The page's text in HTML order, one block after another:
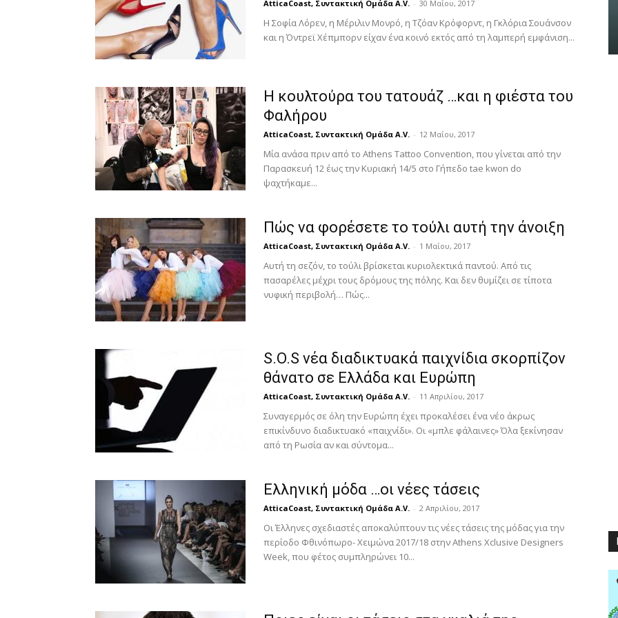
AtticaCoast, Συντακτική Ομάδα A.V. - 30 Μαΐου, 2017
H Σοφία Λόρεν, η Μέριλιν Μονρό, η Τζόαν Κρόφορντ, η Γκλόρια Σουάνσον
και η Όντρεϊ Χέπμπορν είχαν ένα κοινό εκτός από τη λαμπερή εμφάνιση...
Η κουλτούρα του τατουάζ …και η φιέστα του
Φαλήρου
AtticaCoast, Συντακτική Ομάδα A.V. - 12 Μαΐου, 2017
Μία ανάσα πριν από το Athens Tattoo Convention, που γίνεται από την
Παρασκευή 12 έως την Κυριακή 14/5 στο Γήπεδο tae kwon do
ψαχτήκαμε...
Πώς να φορέσετε το τούλι αυτή την άνοιξη
AtticaCoast, Συντακτική Ομάδα A.V. - 1 Μαΐου, 2017
Αυτή τη σεζόν, το τούλι βρίσκεται κυριολεκτικά παντού. Από τις
πασαρέλες μέχρι τους δρόμους της πόλης. Και δεν θυμίζει σε τίποτα
νυφική περιβολή… Πώς...
S.O.S νέα διαδικτυακά παιχνίδια σκορπίζον
θάνατο σε Ελλάδα και Ευρώπη
AtticaCoast, Συντακτική Ομάδα A.V. - 11 Απριλίου, 2017
Συναγερμός σε όλη την Ευρώπη έχει προκαλέσει ένα νέο άκρως
επικίνδυνο διαδικτυακό «παιχνίδι». Οι «μπλε φάλαινες» Όλα ξεκίνησαν
από τη Ρωσία αν και σύντομα...
Ελληνική μόδα …οι νέες τάσεις
AtticaCoast, Συντακτική Ομάδα A.V. - 2 Απριλίου, 2017
Οι Έλληνες σχεδιαστές αποκαλύπτουν τις νέες τάσεις της μόδας για την
περίοδο Φθινόπωρο- Χειμώνα 2017/18 στην Athens Xclusive Designers
Week, που φέτος συμπληρώνει 10...
γεγονός!
AtticaCoast, Συντακτική Ομάδα A.V.
19 Μαΐου, 2024